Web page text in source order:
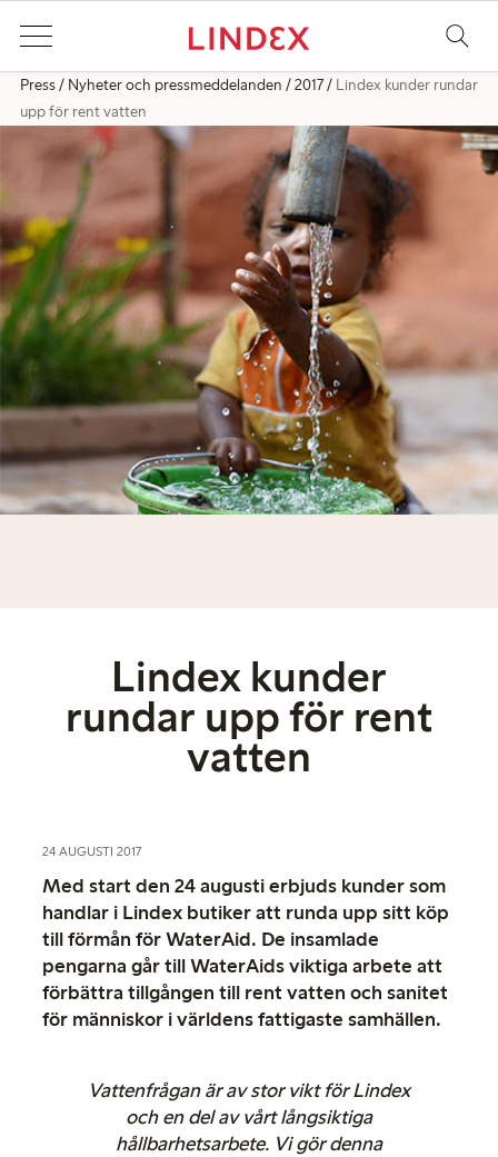
Press Nyheter och pressmeddelanden 2017
Lindex kunder rundar
upp för rent vatten
Lindex kunder
rundar upp för rent
vatten
24 AUGUSTI 2017
Med start den 24 augusti erbjuds kunder som
handlar i Lindex butiker att runda upp sitt köp
till förmån för WaterAid. De insamlade
pengarna går till WaterAids viktiga arbete att
förbättra tillgången till rent vatten och sanitet
för människor i världens fattigaste samhällen.
Vattenfrågan är av stor vikt för Lindex
och en del av vårt långsiktiga
hållbarhetsarbete. Vi gör denna